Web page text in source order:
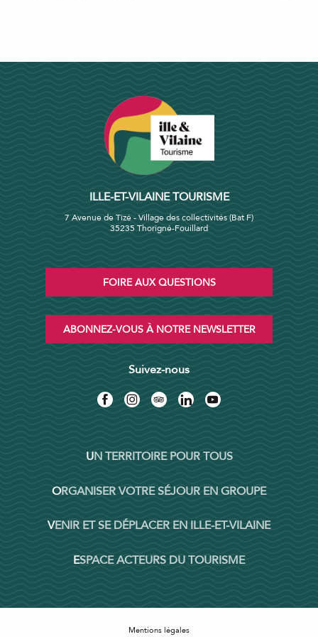
ILLE-ET-VILAINE TOURISME
7 Avenue de Tizé - Village des collectivités (Bat F)
35235 Thorigné-Fouillard
FOIRE AUX QUESTIONS
ABONNEZ-VOUS À NOTRE NEWSLETTER
Suivez-nous
UN TERRITOIRE POUR TOUS
ORGANISER VOTRE SÉJOUR EN GROUPE
VENIR ET SE DÉPLACER EN ILLE-ET-VILAINE
ESPACE ACTEURS DU TOURISME
Mentions légales